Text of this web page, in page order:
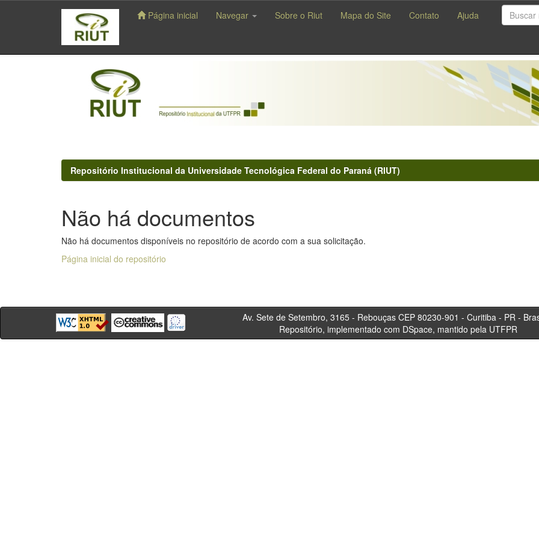
navigation
Página inicial Navegar Sobre o Riut Mapa do Site Contato Ajuda
Repositório Institucional da Universidade Tecnológica Federal do Paraná (RIUT)
Não há documentos
Não há documentos disponíveis no repositório de acordo com a sua solicitação.
Página inicial do repositório
Av. Sete de Setembro, 3165 - Rebouças CEP 80230-901 -
Repositório, implementado com DSpace, mantido pela UTFPR